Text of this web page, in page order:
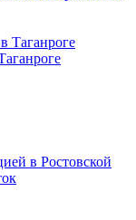
в Ростовской